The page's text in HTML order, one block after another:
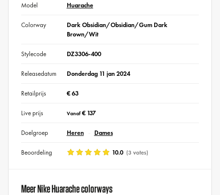
Model Huarache
Colorway
Dark Obsidian/Obsidian/Gum Dark
Brown/Wit
Stylecode DZ3306-400
Releasedatum Donderdag 11 jan 2024
Retailprijs € 63
Live prijs Vanaf€ 137
Doelgroep Heren Dames
Beoordeling 10.0 (3 votes)
Meer Nike Huarache colorways